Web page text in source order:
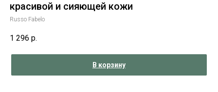
красивой и сияющей кожи
Russo Fabelo
1 296 р.
В корзину